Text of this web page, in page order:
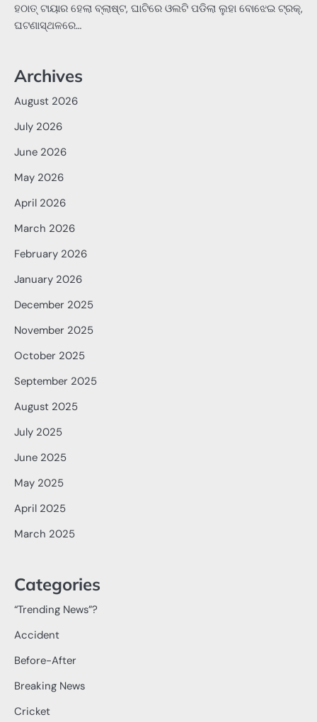
ହଠାତ୍‌ ଟାୟାର ହେଲା ବ୍ଲାଷ୍ଟ, ଘାଟିରେ ଓଲଟି ପଡିଲା ଲୁହା ବୋଝେଇ ଟ୍ରକ୍‌,
ଘଟଣାସ୍ଥଳରେ…
Archives
August 2026
July 2026
June 2026
May 2026
April 2026
March 2026
February 2026
January 2026
December 2025
November 2025
October 2025
September 2025
August 2025
July 2025
June 2025
May 2025
April 2025
March 2025
Categories
“Trending News”?
Accident
Before-After
Breaking News
Cricket